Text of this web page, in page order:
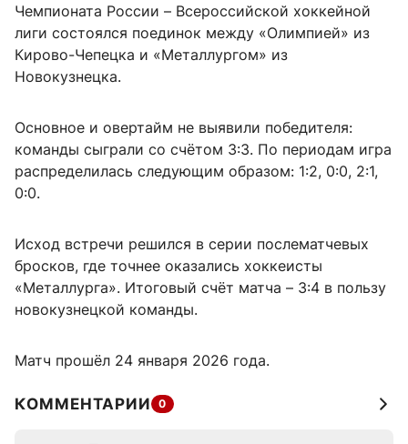
Чемпионата России – Всероссийской хоккейной
лиги состоялся поединок между «Олимпией» из
Кирово-Чепецка и «Металлургом» из
Новокузнецка.
Основное и овертайм не выявили победителя:
команды сыграли со счётом 3:3. По периодам игра
распределилась следующим образом: 1:2, 0:0, 2:1,
0:0.
Исход встречи решился в серии послематчевых
бросков, где точнее оказались хоккеисты
«Металлурга». Итоговый счёт матча – 3:4 в пользу
новокузнецкой команды.
Матч прошёл 24 января 2026 года.
КОММЕНТАРИИ 0